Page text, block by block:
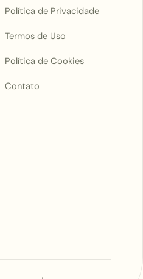
Política de Privacidade
Termos de Uso
Política de Cookies
Contato